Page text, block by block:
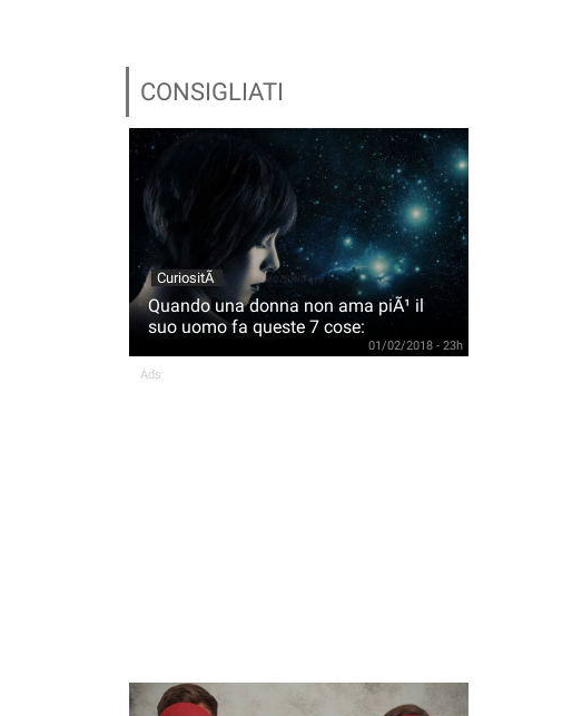
CONSIGLIATI
CuriositÃ
Quando una donna non ama piÃ¹ il
suo uomo fa queste 7 cose:
01/02/2018 - 23h
Ads